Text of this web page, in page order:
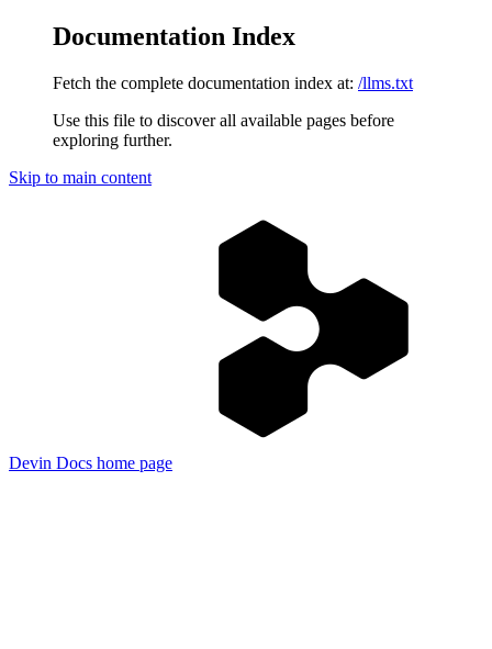
Documentation Index
Fetch the complete documentation index at: /llms.txt
Use this file to discover all available pages before
exploring further.
Skip to main content
Devin Docs home page